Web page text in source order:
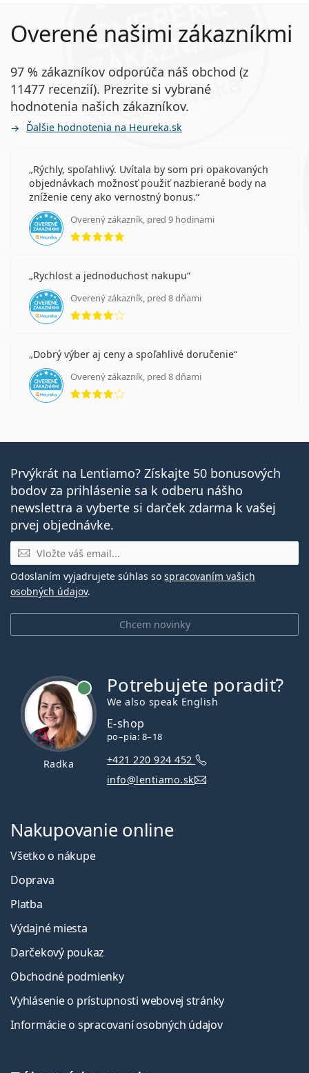
Overené našimi zákazníkmi
97 % zákazníkov odporúča náš obchod (z
11477 recenzií). Prezrite si vybrané
hodnotenia našich zákazníkov.
Ďalšie hodnotenia na Heureka.sk
Rýchly, spoľahlivý. Uvítala by som pri opakovaných
objednávkach možnosť použiť nazbierané body na
zníženie ceny ako vernostný bonus.
Overený zákazník, pred 9 hodinami
hodnotenie 5 z 5
Rychlost a jednoduchost nakupu
Overený zákazník, pred 8 dňami
hodnotenie 4 z 5
Dobrý výber aj ceny a spoľahlivé doručenie
Overený zákazník, pred 8 dňami
hodnotenie 4 z 5
Prvýkrát na Lentiamo? Získajte 50 bonusových
bodov za prihlásenie sa k odberu nášho
newslettra a vyberte si darček zdarma k vašej
prvej objednávke.
E-mail
Chcem novinky
Odoslaním vyjadrujete súhlas so spracovaním vašich
osobných údajov.
Radka
Potrebujete poradiť?
We also speak English
E-shop
po–pia: 8–18
+421 220 924 452
info@lentiamo.sk
Nakupovanie online
Všetko o nákupe
Doprava
Platba
Výdajné miesta
Darčekový poukaz
Obchodné podmienky
Vyhlásenie o prístupnosti webovej stránky
Informácie o spracovaní osobných údajov